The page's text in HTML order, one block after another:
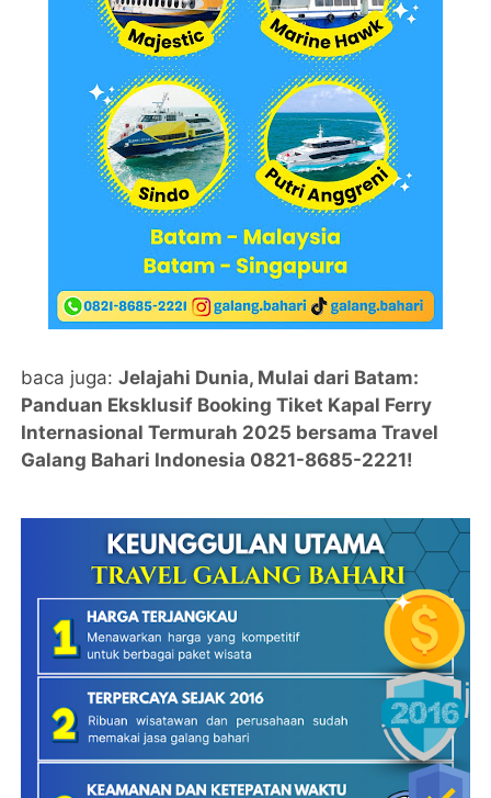
baca juga:Jelajahi Dunia, Mulai dari Batam:
Panduan Eksklusif Booking Tiket Kapal Ferry
Internasional Termurah 2025 bersama Travel
Galang Bahari Indonesia 0821-8685-2221!